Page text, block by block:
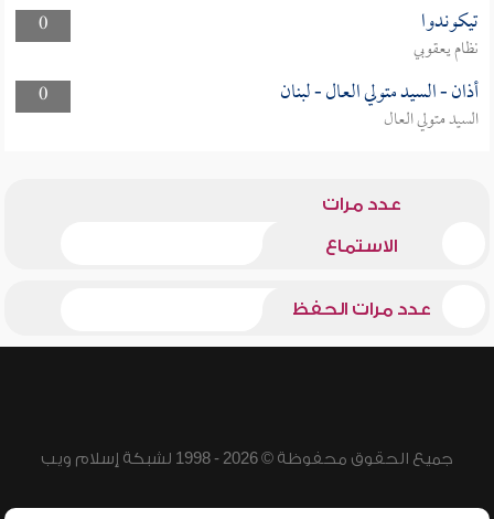
0
تيكوندوا
نظام يعقوبي
0
أذان - السيد متولي العال - لبنان
السيد متولي العال
عدد مرات
الاستماع
عدد مرات الحفظ
جميع الحقوق محفوظة © 2026 - 1998 لشبكة إسلام ويب